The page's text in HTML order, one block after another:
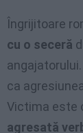
Îngrijitoare
cu o seceră
ca
Victima este
agresată